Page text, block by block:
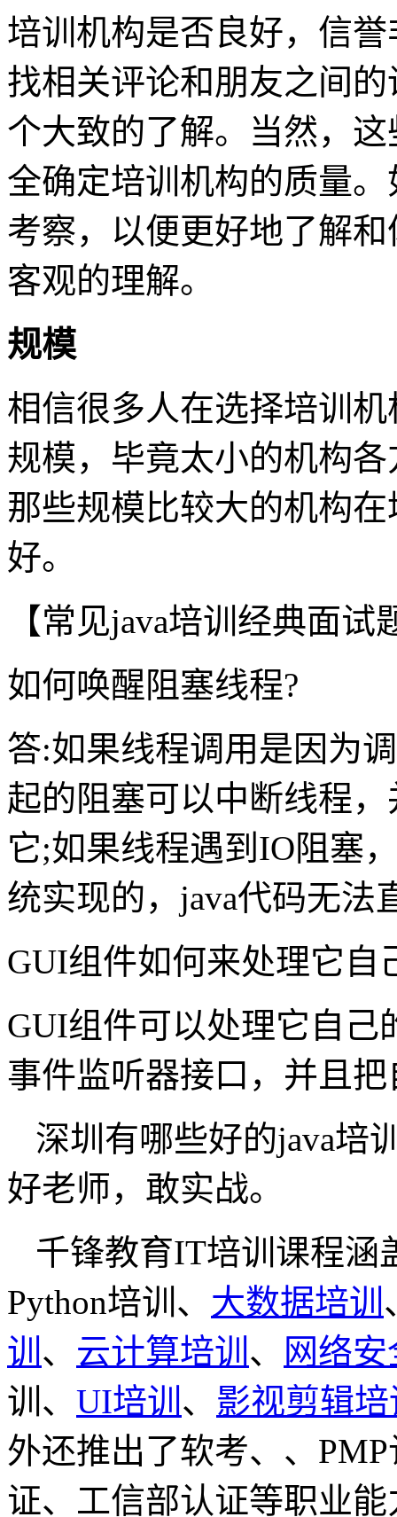
培训机构是否良好，信
找相关评论和朋友之间
个大致的了解。当然，
全确定培训机构的质量
考察，以便更好地了解
客观的理解。
规模
相信很多人在选择培训
规模，毕竟太小的机构
那些规模比较大的机构
好。
【常见java培训经典面试
如何唤醒阻塞线程?
答:如果线程调用是因为
起的阻塞可以中断线程，
它;如果线程遇到IO阻塞
统实现的，java代码无法
GUI组件如何来处理它自
GUI组件可以处理它自己
事件监听器接口，并且
深圳有哪些好的java培
好老师，敢实战。
千锋教育IT培训课程涵
Python培训、 大数据培训
训 、 云计算培训 、
网络
训、 UI培训 、 影视剪辑培
外还推出了软考、、
证、工信部认证等职业